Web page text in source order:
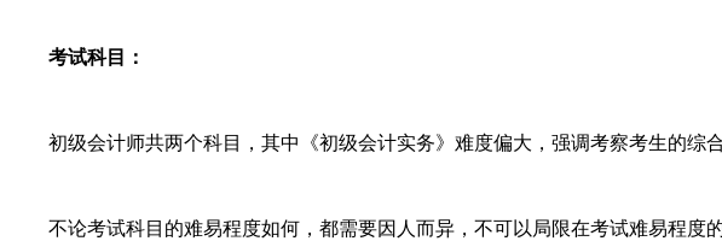
考试科目：
初级会计师共两个科目，其中《初级会计实务》难度偏大，强调考察考生的综
不论考试科目的难易程度如何，都需要因人而异，不可以局限在考试难易程度